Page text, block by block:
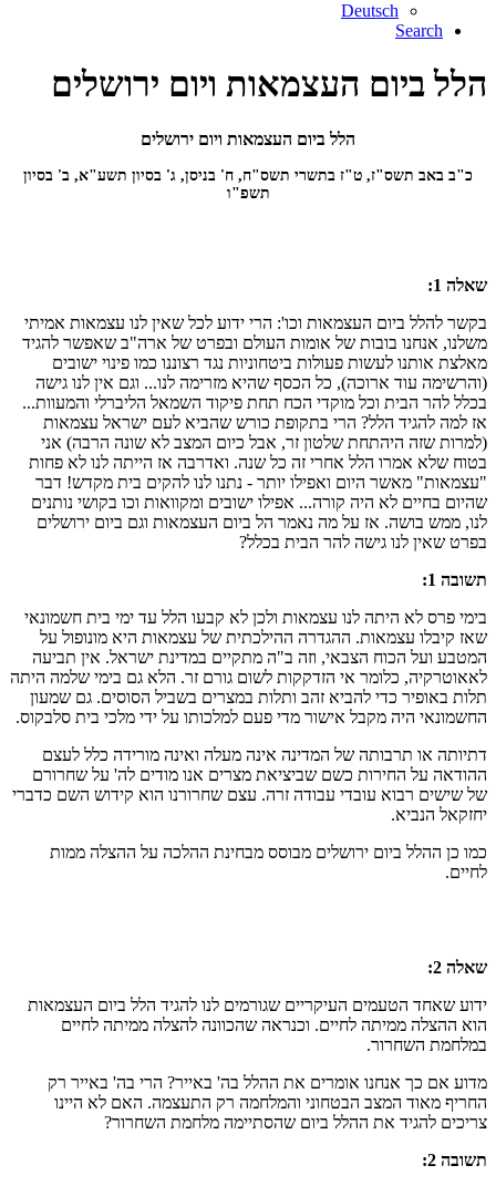
Deutsch
Search
הלל ביום העצמאות ויום ירושלים
הלל ביום העצמאות ויום ירושלים
כ"ב באב תשס"ז, ט"ז בתשרי תשס"ח, ח' בניסן, ג' בסיון תשע"א, ב' בסיון
תשפ"ו
שאלה 1:
בקשר להלל ביום העצמאות וכו': הרי ידוע לכל שאין לנו עצמאות אמיתי
משלנו, אנחנו בובות של אומות העולם ובפרט של ארה"ב שאפשר להגיד
מאלצת אותנו לעשות פעולות ביטחוניות נגד רצוננו כמו פינוי ישובים
(והרשימה עוד ארוכה), כל הכסף שהיא מזרימה לנו... וגם אין לנו גישה
בכלל להר הבית וכל מוקדי הכח תחת פיקוד השמאל הליברלי והמעוות...
אז למה להגיד הלל? הרי בתקופת כורש שהביא לעם ישראל עצמאות
(למרות שזה היהתחת שלטון זר, אבל כיום המצב לא שונה הרבה) אני
בטוח שלא אמרו הלל אחרי זה כל שנה. ואדרבה אז הייתה לנו לא פחות
"עצמאות" מאשר היום ואפילו יותר - נתנו לנו להקים בית מקדש! דבר
שהיום בחיים לא היה קורה... אפילו ישובים ומקוואות וכו בקושי נותנים
לנו, ממש בושה. אז על מה נאמר הל ביום העצמאות וגם ביום ירושלים
בפרט שאין לנו גישה להר הבית בכלל?
תשובה 1:
בימי פרס לא היתה לנו עצמאות ולכן לא קבעו הלל עד ימי בית חשמונאי
שאז קיבלו עצמאות. ההגדרה ההילכתית של עצמאות היא מונופול על
המטבע ועל הכוח הצבאי, וזה ב"ה מתקיים במדינת ישראל. אין תביעה
לאאוטרקיה, כלומר אי הזדקקות לשום גורם זר. הלא גם בימי שלמה היתה
תלות באופיר כדי להביא זהב ותלות במצרים בשביל הסוסים. גם שמעון
החשמונאי היה מקבל אישור מדי פעם למלכותו על ידי מלכי בית סלבקוס.
דתיותה או תרבותה של המדינה אינה מעלה ואינה מורידה כלל לעצם
ההודאה על החירות כשם שביציאת מצרים אנו מודים לה' על שחרורם
של שישים רבוא עובדי עבודה זרה. עצם שחרורנו הוא קידוש השם כדברי
יחזקאל הנביא.
כמו כן ההלל ביום ירושלים מבוסס מבחינת ההלכה על ההצלה ממות
לחיים.
שאלה 2:
ידוע שאחד הטעמים העיקריים שגורמים לנו להגיד הלל ביום העצמאות
הוא ההצלה ממיתה לחיים. וכנראה שהכוונה להצלה ממיתה לחיים
במלחמת השחרור.
מדוע אם כך אנחנו אומרים את ההלל בה' באייר? הרי בה' באייר רק
החריף מאוד המצב הבטחוני והמלחמה רק התעצמה. האם לא היינו
צריכים להגיד את ההלל ביום שהסתיימה מלחמת השחרור?
תשובה 2: